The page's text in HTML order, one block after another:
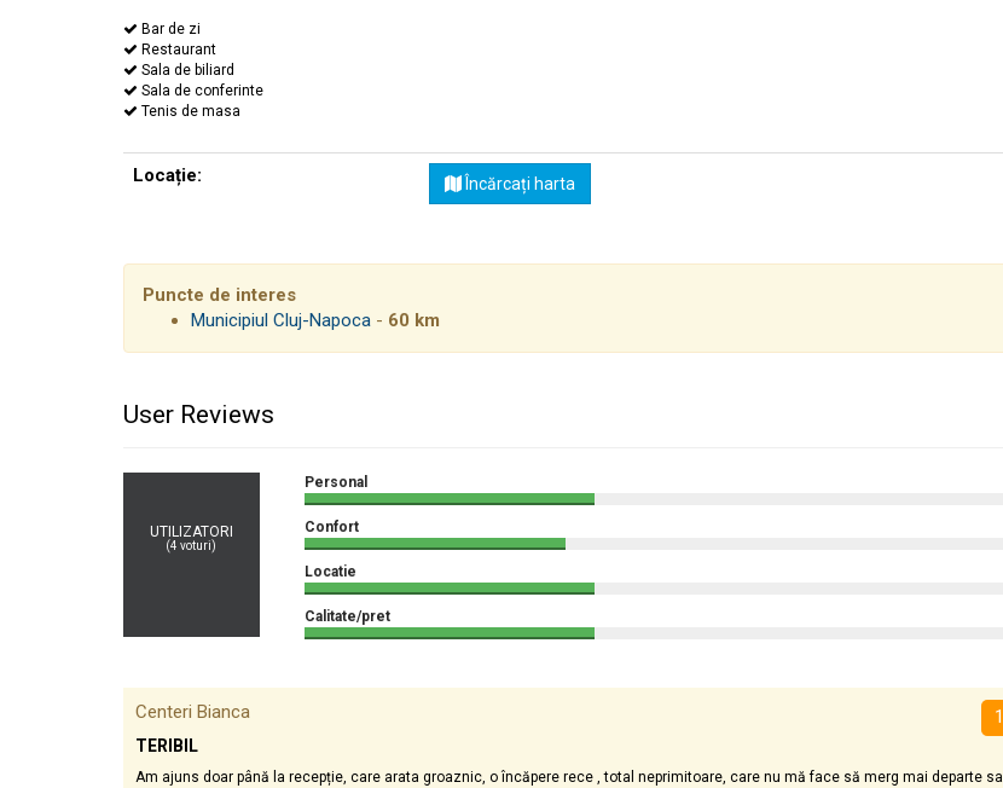
Bar de zi
Restaurant
Sala de biliard
Sala de conferinte
Tenis de masa
Locație: Încărcați harta
Puncte de interes
Municipiul Cluj-Napoca - 60 km
User Reviews
UTILIZATORI
(4 voturi)
Personal
Confort
Locatie
Calitate/pret
1
Centeri Bianca
TERIBIL
Am ajuns doar până la recepție, care arata groaznic, o încăpere rece , total neprimitoare, care nu mă face să merg mai departe sa